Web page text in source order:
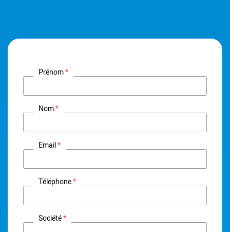
Prénom
Nom
Email
Téléphone
Société